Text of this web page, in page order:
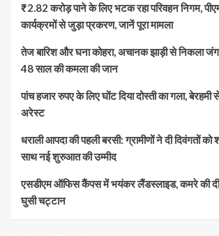
₹2.82 करोड़ पाने के लिए भटक रहा परिवहन निगम,
कार्यक्रमों से जुड़ा प्रकरण, जानें पूरा मामला
तेज बारिश और घना कोहरा, अचानक झाड़ी से निकला
48 साल की कमला की जान
पांच हजार रुपए के लिए घोंट दिया दोस्ती का गला, बेरहमी
अरेस्ट
धराली आपदा की पहली बरसी: ग्रामीणों ने दी दिवंगतों को
साथ नई शुरुआत की उम्मीद
एसडीएम ऑफिस कैंपस में भयंकर लैंडस्लाइड, कमरे की
घुसी चट्टान